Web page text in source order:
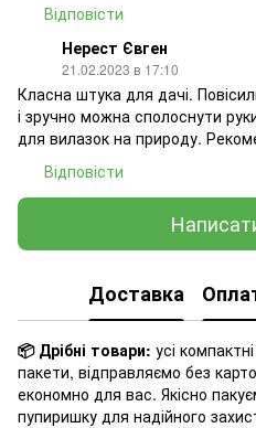
Відповісти
Нерест Євген
21.02.2023 в 17:10
Класна штука для дачі.
і зручно можна сполоснути
для вилазок на природу.
Відповісти
Доставка
📦 Дрібні товари: усі
пакети, відправляємо без
економно для вас. Якісно
пупиришку для надійного